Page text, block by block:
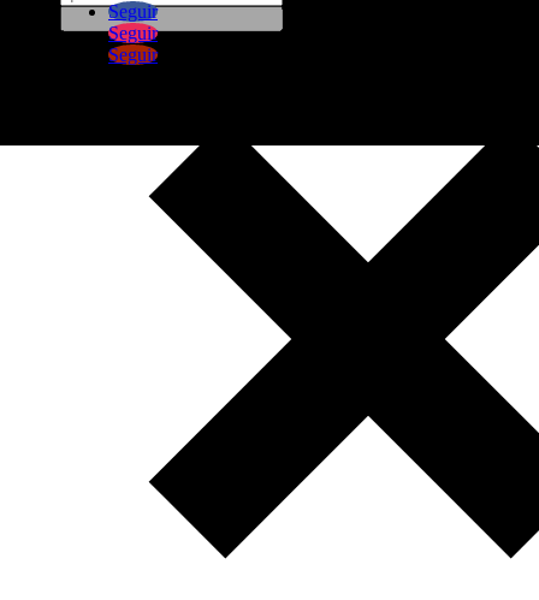
Seguir
Seguir
Seguir